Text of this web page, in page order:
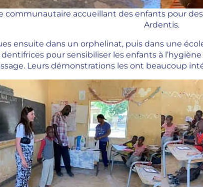
communautaire accueillant des enfants pour
Ardentis.
ensuite dans un orphelinat, puis dans une
pour sensibiliser les enfants à
Leurs démonstrations les ont beaucoup